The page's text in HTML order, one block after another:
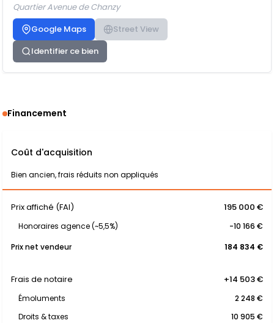
Quartier Avenue de Chanzy
Google Maps
Street View
Identifier ce bien
Financement
Coût d'acquisition
Bien ancien, frais réduits non appliqués
Prix affiché (FAI) 195 000 €
Honoraires agence (~5,5%)
-10 166 €
Prix net vendeur
184 834 €
Frais de notaire +14 503 €
Émoluments
2 248 €
Droits & taxes
10 905 €